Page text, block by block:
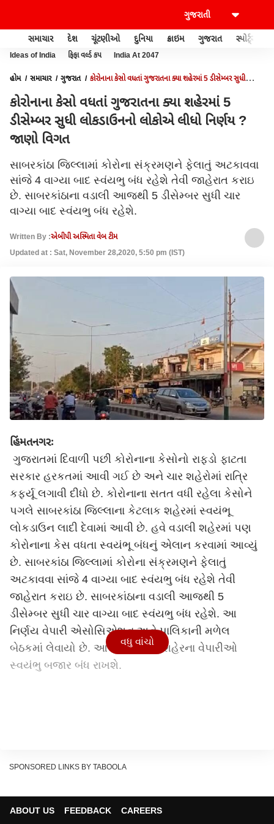
સમાચાર દેશ ચૂંટણીઓ દુનિયા ક્રાઇમ ગુજરાત સ્પોર્ટ્સ
Ideas of India ફિફા વર્લ્ડ કપ India At 2047
હોમ સમાચાર ગુજરાત
કોરોનાના કેસો વધતાં ગુજરાતના ક્યા શહેરમાં 5 ડીસેમ્બર સુધી
કોરોનાના કેસો વધતાં ગુજરાતના ક્યા શહેરમાં 5
ડીસેમ્બર સુધી લોકડાઉનનો લોકોએ લીધો નિર્ણય ?
જાણો વિગત
સાબરકાંઠા જિલ્લામાં કોરોના સંક્રમણને ફેલાતું અટકાવવા
સાંજે 4 વાગ્યા બાદ સ્વંયભુ બંધ રહેશે તેવી જાહેરાત કરાઇ
છે. સાબરકાંઠાના વડાલી આજથી 5 ડીસેમ્બર સુધી ચાર
વાગ્યા બાદ સ્વંયભુ બંધ રહેશે.
Written By :એબીપી અસ્મિતા વેબ ટીમ
Updated at : Sat, November 28,2020, 5:50 pm (IST)
હિંમતનગરઃ
ગુજરાતમાં દિવાળી પછી કોરોનાના કેસોનો રાફડો ફાટતા
સરકાર હરકતમાં આવી ગઈ છે અને ચાર શહેરોમાં રાત્રિ
કર્ફ્યૂ લગાવી દીધો છે. કોરોનાના સતત વધી રહેલા કેસોને
પગલે સાબરકાંઠા જિલ્લાના કેટલાક શહેરમાં સ્વયંભૂ
લોકડાઉન લાદી દેવામાં આવી છે. હવે વડાલી શહેરમાં પણ
કોરોનાના કેસ વધતા સ્વયંભૂ બંધનું એલાન કરવામાં આવ્યું
છે. સાબરકાંઠા જિલ્લામાં કોરોના સંક્રમણને ફેલાતું
અટકાવવા સાંજે 4 વાગ્યા બાદ સ્વંયભુ બંધ રહેશે તેવી
જાહેરાત કરાઇ છે. સાબરકાંઠાના વડાલી આજથી 5
ડીસેમ્બર સુધી ચાર વાગ્યા બાદ સ્વંયભુ બંધ રહેશે. આ
નિર્ણય વેપારી એસોસિએશન અને પાલિકાની મળેલ
બેઠકમાં લેવાયો છે. આજથી વડાલી શહેરના વેપારીઓ
સ્વયંભુ બજાર બંધ રાખશે.
વધુ વાંચો
SPONSORED LINKS BY TABOOLA
ABOUT US FEEDBACK CAREERS